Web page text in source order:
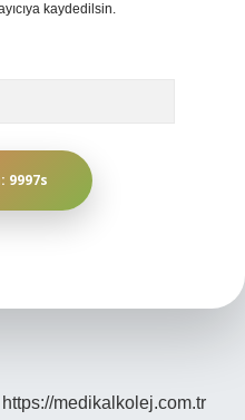
kaydedilsin.
https://medikalkolej.com.tr